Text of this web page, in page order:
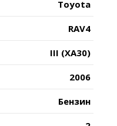
Toyota
RAV4
III (XA30)
2006
Бензин